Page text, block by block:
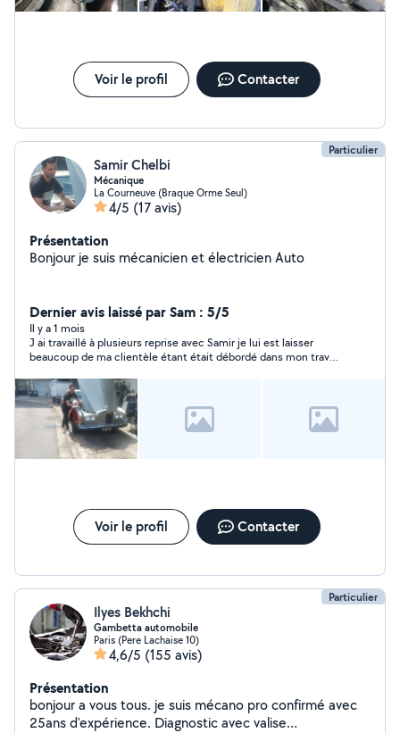
Voir le profil Contacter
Particulier
Samir Chelbi
Mécanique
La Courneuve (Braque Orme Seul)
4/5 (17 avis)
Présentation
Bonjour je suis mécanicien et électricien Auto
Dernier avis laissé par Sam : 5/5
Il y a 1 mois
J ai travaillé à plusieurs reprise avec Samir je lui est laisser
beaucoup de ma clientèle étant était débordé dans mon travail
véhicule distribution également est même dans le diagnostic
automobile même avec valise il ma vraiment simplifier les
choses est il la sa connaissance de son travail sinon je l aurai
pas fait appel à lui en tout ças merci encore Samir de m’avoir
aidé bonnes continuation
Voir le profil Contacter
Particulier
Ilyes Bekhchi
Gambetta automobile
Paris (Pere Lachaise 10)
4,6/5 (155 avis)
Présentation
bonjour a vous tous. je suis mécano pro confirmé avec
25ans d'expérience. Diagnostic avec valise